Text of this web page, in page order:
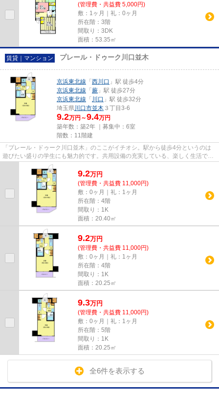
(管理費・共益費 5,000円)
敷：1ヶ月｜礼：0ヶ月
所在階：3階
間取り：3DK
面積：53.35㎡
賃貸｜マンション プレール・ドゥーク川口並木
京浜東北線 「 西川口 」駅 徒歩4分
京浜東北線 「 蕨 」駅 徒歩27分
京浜東北線 「 川口 」駅 徒歩32分
埼玉県川口市並木 ３丁目3-6
9.2万円～9.4万円
築年数：築2年 ｜募集中： 6室
階数：11階建
「プレール・ドゥーク川口並木」のここがイチオシ。駅から徒歩4分というのは
遊びたい盛りの学生にも魅力的です。共用設備の充実している、楽しく生活でき
るマンションです。キレイな設...
9.2万円
(管理費・共益費 11,000円)
敷：0ヶ月｜礼：1ヶ月
所在階：4階
間取り：1K
面積：20.40㎡
9.2万円
(管理費・共益費 11,000円)
敷：0ヶ月｜礼：1ヶ月
所在階：4階
間取り：1K
面積：20.25㎡
9.3万円
(管理費・共益費 11,000円)
敷：0ヶ月｜礼：1ヶ月
所在階：5階
間取り：1K
面積：20.25㎡
全6件を表示する